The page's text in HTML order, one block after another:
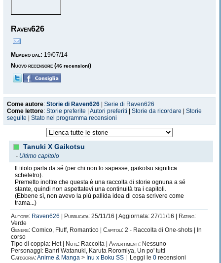
Raven626
Membro dal: 19/07/14
Nuovo recensore (46 recensioni)
Come autore: Storie di Raven626
Serie di Raven626
Come lettore: Storie preferite Autori preferiti Storie da ricordare
Storie
seguite
Stato nel programma recensioni
Tanuki X Gaikotsu
- Ultimo capitolo
Il titolo parla da sé (per chi non lo sapesse, gaikotsu significa
scheletro).
Premetto inoltre che questa è una raccolta di storie ognuna a sé
stante, quindi non aspettatevi una continuità tra i capitoli.
(Ebbene sì, non avevo la più pallida idea di cosa scrivere come
trama...)
Autore: Raven626 Pubblicata: 25/11/16 | Aggiornata: 27/11/16 |
Rating:
Verde
Genere: Comico, Fluff, Romantico | Capitoli: 2 - Raccolta di One-shots | In
corso
Tipo di coppia: Het |
Note: Raccolta | Avvertimenti: Nessuno
Personaggi: Banri Watanuki, Karuta Roromiya, Un po' tutti
Categoria:Anime & Manga > Inu x Boku SS | Leggi le 0 recensioni